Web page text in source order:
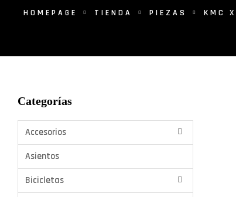
HOMEPAGE TIENDA PIEZAS KMC
Categorías
Accesorios
Asientos
Bicicletas